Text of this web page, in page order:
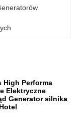
High Performa
Elektryczne
Generator silnika